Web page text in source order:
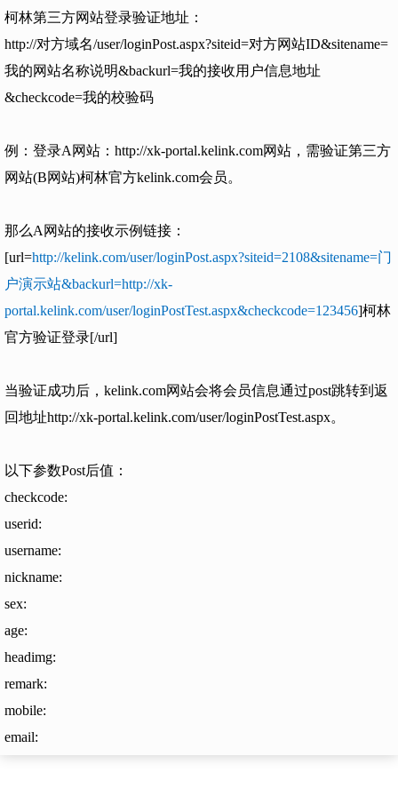
柯林第三方网站登录验证地址：
http://对方域名/user/loginPost.aspx?siteid=对方网站ID&sitename=
我的网站名称说明&backurl=我的接收用户信息地址
&checkcode=我的校验码
例：登录A网站：http://xk-portal.kelink.com网站，需验证第三方
网站(B网站)柯林官方kelink.com会员。
那么A网站的接收示例链接：
[url=http://kelink.com/user/loginPost.aspx?siteid=2108&sitename=门
户演示站&backurl=http://xk-
portal.kelink.com/user/loginPostTest.aspx&checkcode=123456]柯林
官方验证登录[/url]
当验证成功后，kelink.com网站会将会员信息通过post跳转到返
回地址http://xk-portal.kelink.com/user/loginPostTest.aspx。
以下参数Post后值：
checkcode:
userid:
username:
nickname:
sex:
age:
headimg:
remark:
mobile:
email: